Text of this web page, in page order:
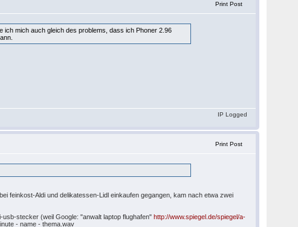
Print Post
ich mich auch gleich des problems, dass ich Phoner 2.96
IP Logged
Print Post
feinkost-Aldi und delikatessen-Lidl einkaufen gegangen, kam nach etwa zwei
usb-stecker (weil Google: "anwalt laptop flughafen"http://www.spiegel.de/spiegel/a-
- name - thema.wav